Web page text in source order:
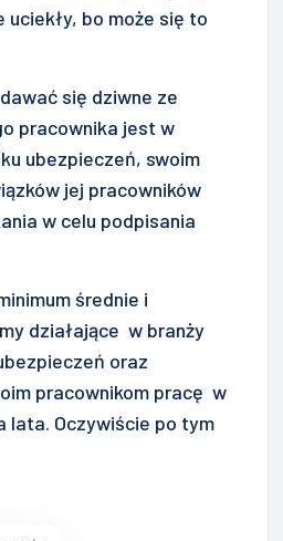
bo może się to
się dziwne ze
pracownika jest w
ubezpieczeń, swoim
jej pracowników
w celu podpisania
średnie i
działające w branży
oraz
pracownikom pracę w
lata. Oczywiście po tym